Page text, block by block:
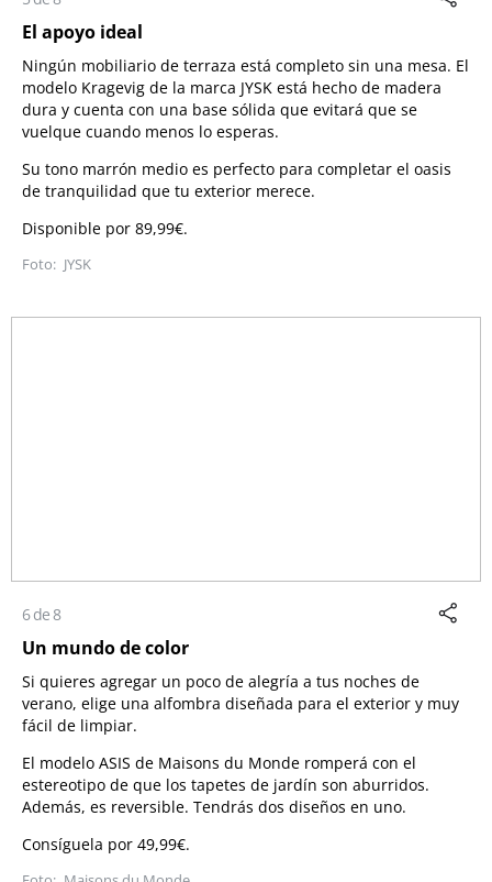
El apoyo ideal
Ningún mobiliario de terraza está completo sin una mesa. El
modelo Kragevig de la marca JYSK está hecho de madera
dura y cuenta con una base sólida que evitará que se
vuelque cuando menos lo esperas.
Su tono marrón medio es perfecto para completar el oasis
de tranquilidad que tu exterior merece.
Disponible por 89,99€.
JYSK
6 de 8
Un mundo de color
Si quieres agregar un poco de alegría a tus noches de
verano, elige una alfombra diseñada para el exterior y muy
fácil de limpiar.
El modelo ASIS de Maisons du Monde romperá con el
estereotipo de que los tapetes de jardín son aburridos.
Además, es reversible. Tendrás dos diseños en uno.
Consíguela por 49,99€.